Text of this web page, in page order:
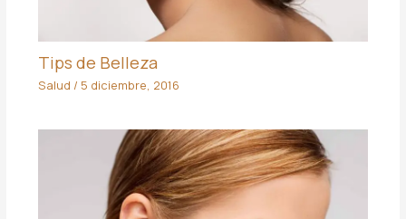
Tips de Belleza
Salud / 5 diciembre, 2016